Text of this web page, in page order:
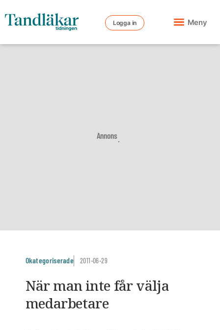
Logga in Meny
Annons
Okategoriserade 2011-06-29
När man inte får välja
medarbetare